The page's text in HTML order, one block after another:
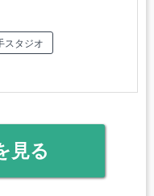
スタジオ
見る